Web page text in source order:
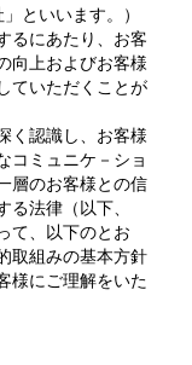
といいます。）
るにあたり、お客
向上およびお客様
ていただくことが
く認識し、お客様
コミュニケ－ショ
層のお客様との信
法律（以下、
て、以下のとお
取組みの基本方針
様にご理解をいた